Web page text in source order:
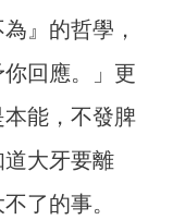
』的哲學，
回應。」更
能，不發脾
大牙要離
了的事。